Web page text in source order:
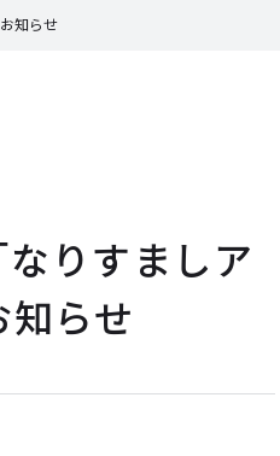
知らせ
りすましア
らせ